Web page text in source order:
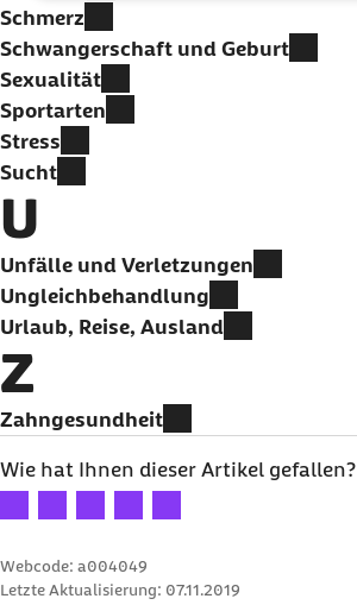
Schmerz
Schwangerschaft und Geburt
Sexualität
Sportarten
Stress
Sucht
U
Unfälle und Verletzungen
Ungleichbehandlung
Urlaub, Reise, Ausland
Z
Zahngesundheit
Wie hat Ihnen dieser Artikel gefallen?
Ihre Bewertung: 1 Stern
Ihre Bewertung: 2 Sterne
Ihre Bewertung: 3 Sterne
Ihre Bewertung: 4 Sterne
Ihre Bewertung: 5 Sterne
Webcode: a004049
Letzte Aktualisierung: 07.11.2019